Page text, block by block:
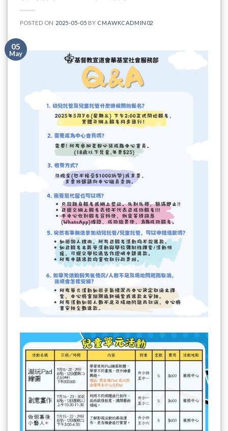
POSTED ON 2025-05-05 BY CMAWKCADMIN02
05
May